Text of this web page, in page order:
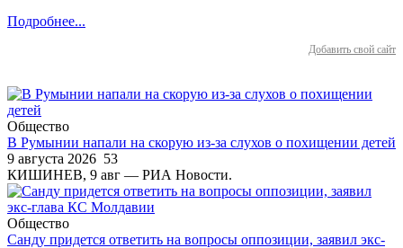
Подробнее...
Добавить свой сайт
Общество
В Румынии напали на скорую из-за слухов о похищении детей
9 августа 2026 53
КИШИНЕВ, 9 авг — РИА Новости.
Общество
Санду придется ответить на вопросы оппозиции, заявил экс-